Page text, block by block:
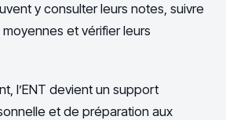
y consulter leurs notes, suivre
moyennes et vérifier leurs
l’ENT devient un support
et de préparation aux